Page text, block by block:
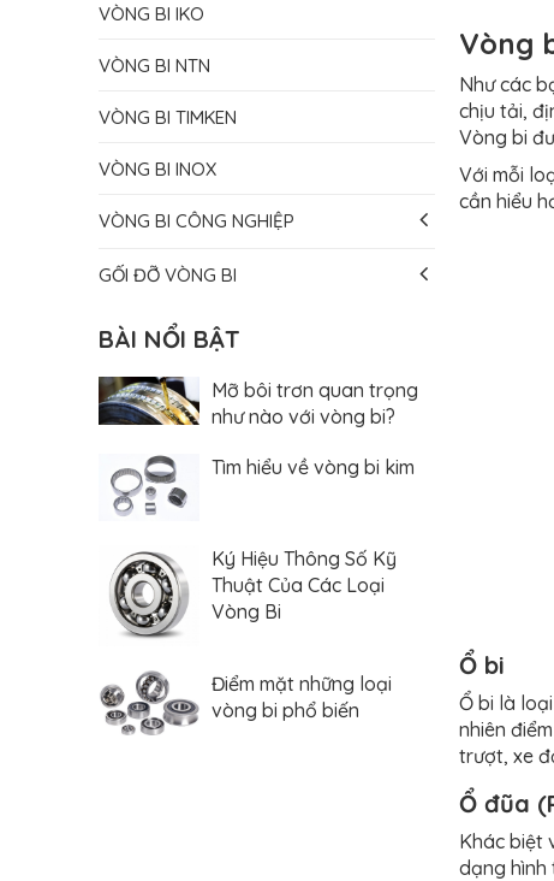
Vòng
Như các
chịu tải,
Vòng bi
Với mỗi
cần hiểu
Ổ bi
Ổ bi là
nhiên
trượt, xe
Ổ đũa
Khác biệt
dạng hình
VÒNG BI IKO
VÒNG BI NTN
VÒNG BI TIMKEN
VÒNG BI INOX
VÒNG BI CÔNG NGHIỆP
GỐI ĐỠ VÒNG BI
BÀI NỔI BẬT
Mỡ bôi trơn quan trọng
như nào với vòng bi?
Tìm hiểu về vòng bi kim
Ký Hiệu Thông Số Kỹ
Thuật Của Các Loại
Vòng Bi
Điểm mặt những loại
vòng bi phổ biến